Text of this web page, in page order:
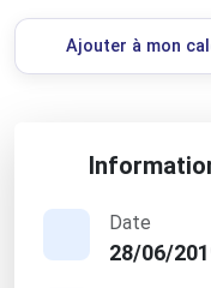
Ajouter à mon
Date
28/06/